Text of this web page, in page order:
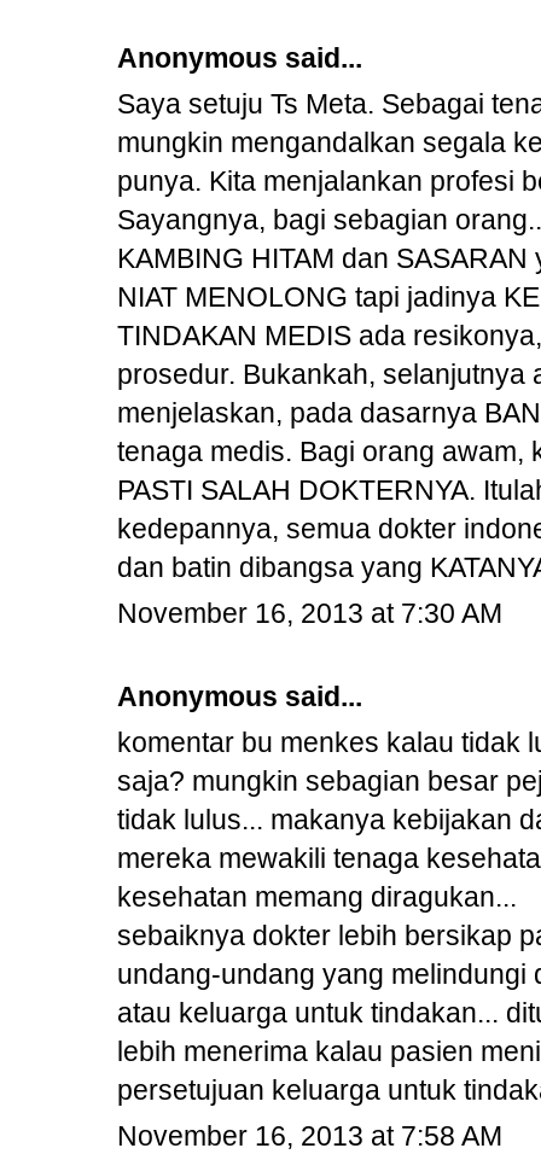
Anonymous said...
Saya setuju Ts Meta. Sebagai
mungkin mengandalkan segala
punya. Kita menjalankan profesi
Sayangnya, bagi sebagian
KAMBING HITAM dan
NIAT MENOLONG tapi jadinya
TINDAKAN MEDIS ada
prosedur. Bukankah, selanjutnya
menjelaskan, pada dasarnya
tenaga medis. Bagi orang awam,
PASTI SALAH DOKTERNYA.
kedepannya, semua dokter
dan batin dibangsa yang
November 16, 2013 at 7:30 AM
Anonymous said...
komentar bu menkes kalau tidak
saja? mungkin sebagian besar
tidak lulus... makanya kebijakan
mereka mewakili tenaga
kesehatan memang diragukan...
sebaiknya dokter lebih bersikap
undang-undang yang melindungi
atau keluarga untuk tindakan...
lebih menerima kalau pasien
persetujuan keluarga untuk
November 16, 2013 at 7:58 AM